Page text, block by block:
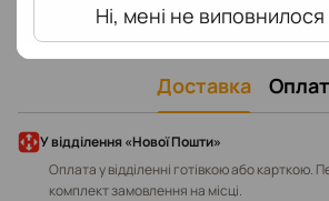
Ні, мені не виповнилося
Написати відгук
Доставка
У відділення «Нової Пошти»
Оплата у відділенні готівкою або карткою.
комплект замовлення на місці.